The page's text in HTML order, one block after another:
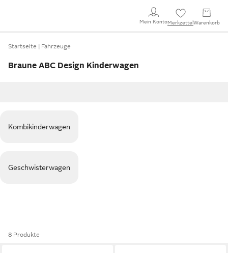
Mein KontoMerkzettel Warenkorb
Startseite Fahrzeuge
Braune ABC Design Kinderwagen
Kombikinderwagen
Geschwisterwagen
8 Produkte